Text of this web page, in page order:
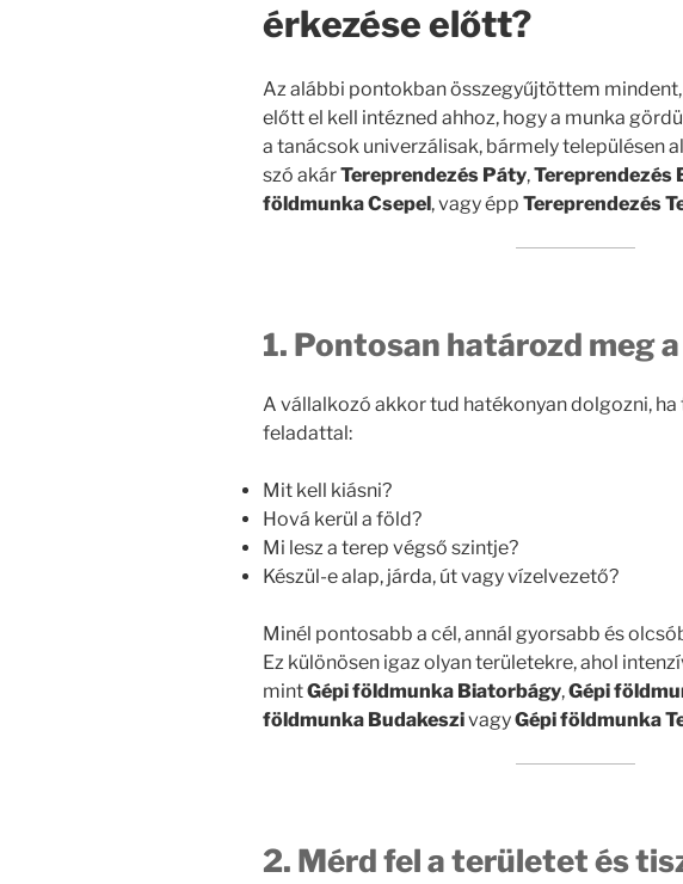
érkezése előtt?
Az alábbi pontokban összegyűjtöttem
előtt el kell intézned ahhoz, hogy a munka
a tanácsok univerzálisak, bármely településen
szó akárTereprendezés Páty,Tereprendezés
földmunka Csepel, vagy épp Tereprendezés
1. Pontosan határozd meg
A vállalkozó akkor tud hatékonyan dolgozni, ha
feladattal:
Mit kell kiásni?
Hová kerül a föld?
Mi lesz a terep végső szintje?
Készül-e alap, járda, út vagy vízelvezető?
Minél pontosabb a cél, annál gyorsabb és
Ez különösen igaz olyan területekre, ahol
mintGépi földmunka Biatorbágy,Gépi
földmunka BudakeszivagyGépi földmunka
2. Mérd fel a területet és